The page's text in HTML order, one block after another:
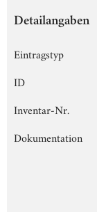
Detailangaben
Eintragstyp
ID
Inventar-Nr.
Dokumentation